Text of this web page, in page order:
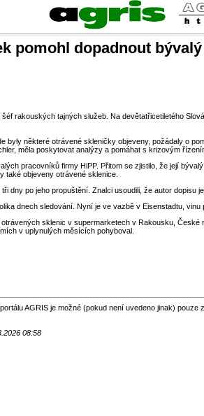
pomohl dopadnout
rakouských tajných služeb. Na devětatřicetiletého
některé otrávené skleničky objeveny, požádaly o
měla poskytovat analýzy a pomáhat s krizovým
pracovníků firmy HiPP. Přitom se zjistilo, že její
také objeveny otrávené sklenice.
dny po jeho propuštění. Znalci usoudili, že autor dopisu
dnech sledování. Nyní je ve vazbě v Eisenstadtu, vinu
sklenic v supermarketech v Rakousku,
v uplynulých měsících pohyboval.
AGRIS je možné (pokud není uvedeno jinak)
08:58